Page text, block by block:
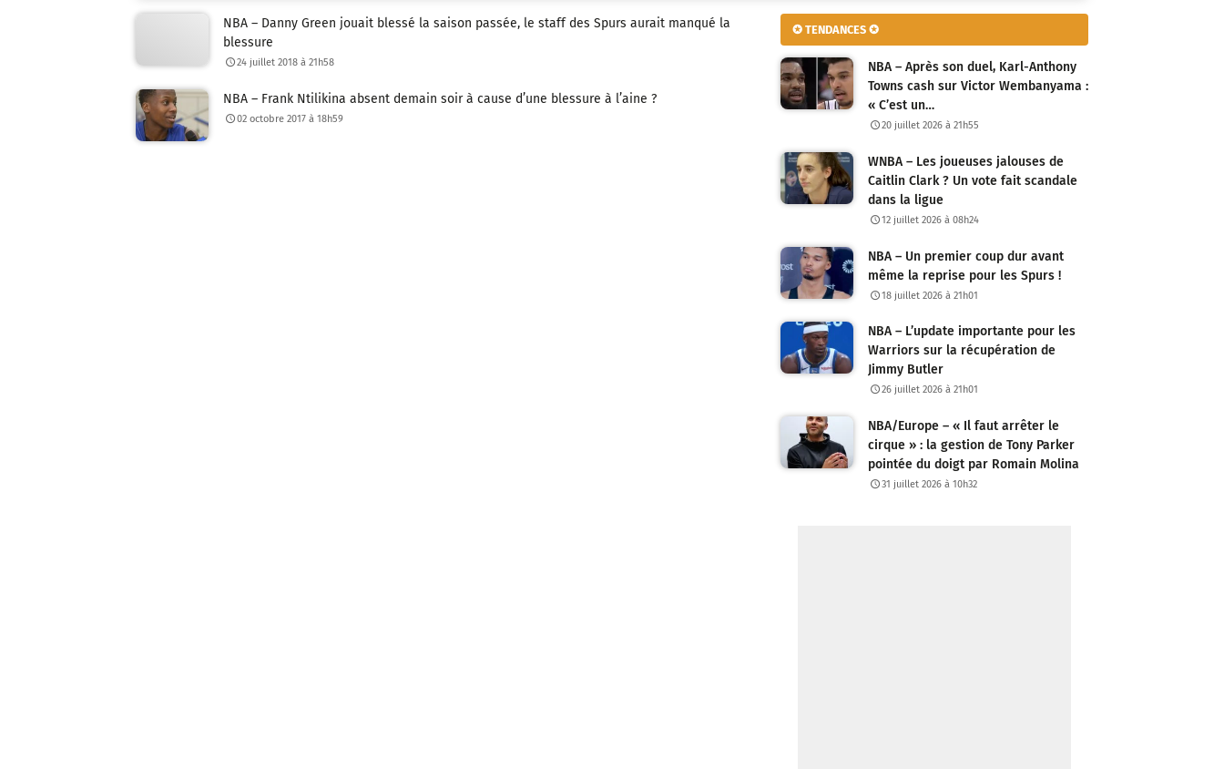
NBA – Danny Green jouait blessé la saison passée, le staff des Spurs aurait manqué la
blessure
24 juillet 2018 à 21h58
NBA – Frank Ntilikina absent demain soir à cause d’une blessure à l’aine ?
02 octobre 2017 à 18h59
✪ TENDANCES ✪
NBA – Après son duel, Karl-Anthony
Towns cash sur Victor Wembanyama :
« C’est un…
20 juillet 2026 à 21h55
WNBA – Les joueuses jalouses de
Caitlin Clark ? Un vote fait scandale
dans la ligue
12 juillet 2026 à 08h24
NBA – Un premier coup dur avant
même la reprise pour les Spurs !
18 juillet 2026 à 21h01
NBA – L’update importante pour les
Warriors sur la récupération de
Jimmy Butler
26 juillet 2026 à 21h01
NBA/Europe – « Il faut arrêter le
cirque » : la gestion de Tony Parker
pointée du doigt par Romain Molina
31 juillet 2026 à 10h32